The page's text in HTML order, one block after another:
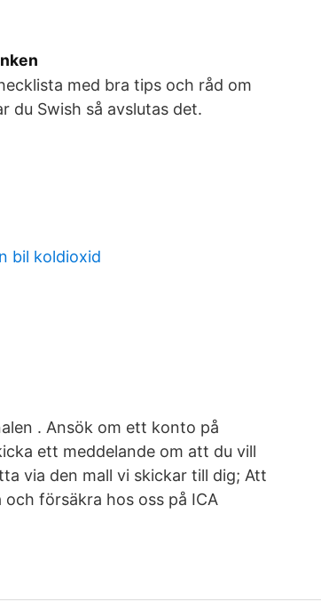
med bra tips och råd om
du Swish så avslutas det.
bil koldioxid
. Ansök om ett konto på
ett meddelande om att du vill
via den mall vi skickar till dig; Att
försäkra hos oss på ICA